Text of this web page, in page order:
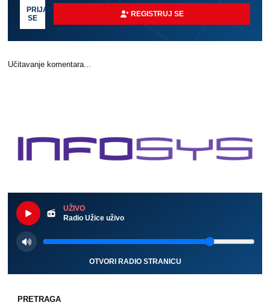
PRIJAVI
SE
REGISTRUJ SE
Učitavanje komentara...
UŽIVO
Radio Užice uživo
OTVORI RADIO STRANICU
PRETRAGA